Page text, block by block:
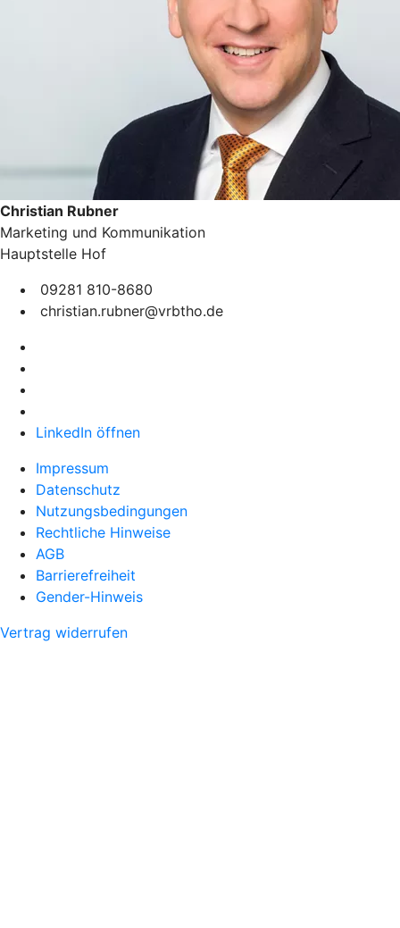
Christian Rubner
Marketing und Kommunikation
Hauptstelle Hof
09281 810-8680
christian.rubner@vrbtho.de
LinkedIn öffnen
Impressum
Datenschutz
Nutzungsbedingungen
Rechtliche Hinweise
AGB
Barrierefreiheit
Gender-Hinweis
Vertrag widerrufen